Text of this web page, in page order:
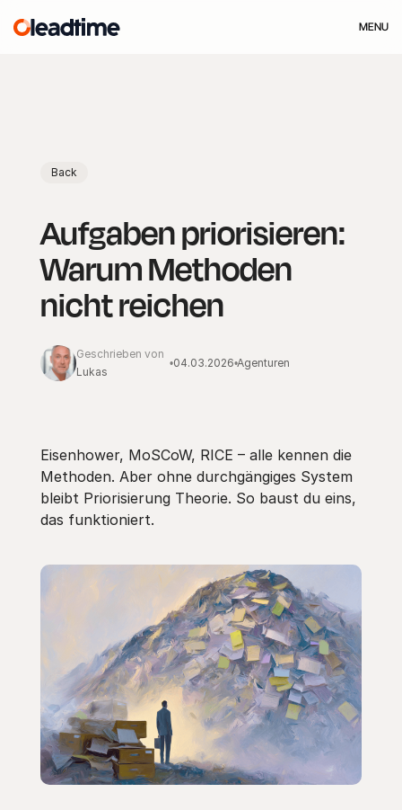
MENU
Back
Aufgaben priorisieren:
Warum Methoden
nicht reichen
Geschrieben von
Lukas
•04.03.2026•Agenturen
Eisenhower, MoSCoW, RICE – alle kennen die
Methoden. Aber ohne durchgängiges System
bleibt Priorisierung Theorie. So baust du eins,
das funktioniert.